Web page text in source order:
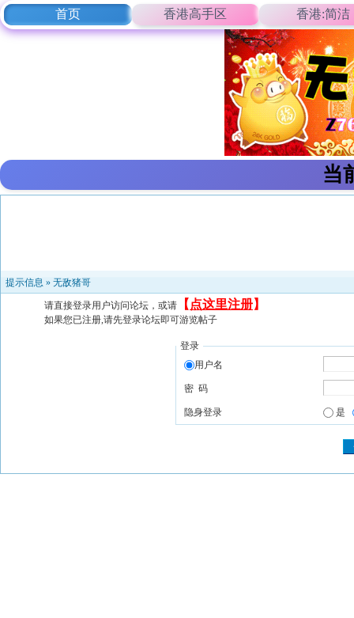
首页 香港高手区 香港:简洁
当
提示信息 » 无敌猪哥
请直接登录用户访问论坛，或请 【 点这里注册】
如果您已注册,请先登录论坛即可游览帖子
登录
用户名
密 码
隐身登录 是